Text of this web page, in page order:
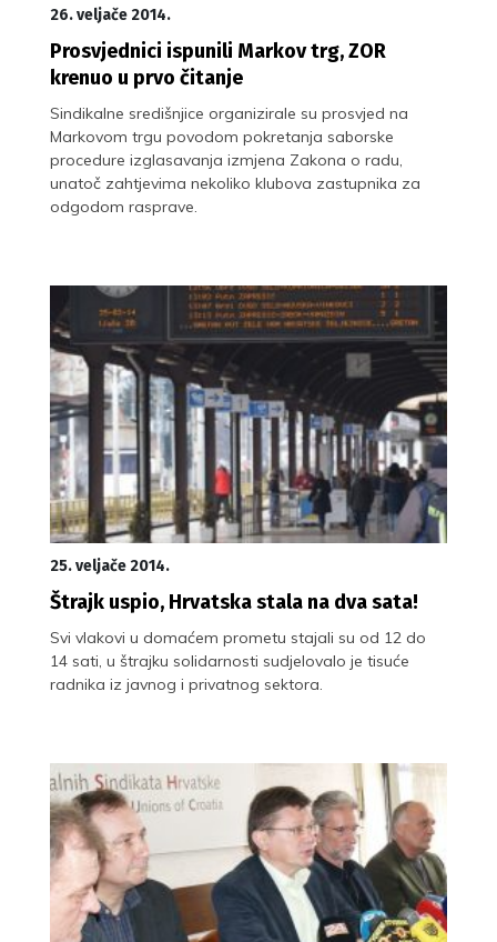
26. veljače 2014.
Prosvjednici ispunili Markov trg, ZOR
krenuo u prvo čitanje
Sindikalne središnjice organizirale su prosvjed na
Markovom trgu povodom pokretanja saborske
procedure izglasavanja izmjena Zakona o radu,
unatoč zahtjevima nekoliko klubova zastupnika za
odgodom rasprave.
25. veljače 2014.
Štrajk uspio, Hrvatska stala na dva sata!
Svi vlakovi u domaćem prometu stajali su od 12 do
14 sati, u štrajku solidarnosti sudjelovalo je tisuće
radnika iz javnog i privatnog sektora.